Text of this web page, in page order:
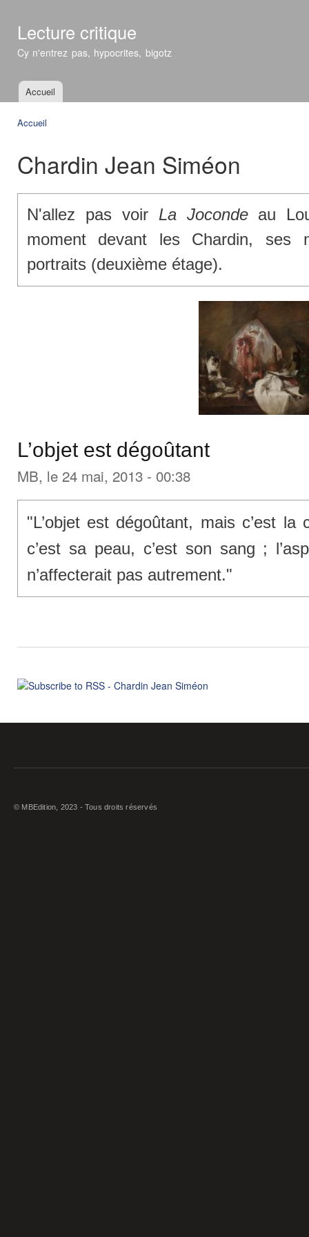
Lecture critique
Cy n'entrez pas, hypocrites, bigotz
Menu principal
Accueil
Accueil
Chardin Jean Siméon
N'allez pas voir La Jocondeau
moment devant les Chardin, ses
portraits (deuxième étage).
L’objet est dégoûtant
MB, le 24 mai, 2013 - 00:38
"L’objet est dégoûtant, mais c’est
c’est sa peau, c’est son sang ;
n’affecterait pas autrement."
© MBEdition, 2023 - Tous droits réservés